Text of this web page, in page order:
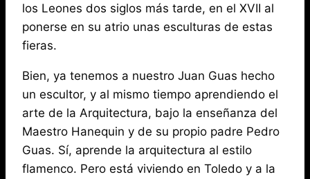
los Leones dos siglos más tarde, en el XVII al
ponerse en su atrio unas esculturas de estas
fieras.
Bien, ya tenemos a nuestro Juan Guas hecho
un escultor, y al mismo tiempo aprendiendo el
arte de la Arquitectura, bajo la enseñanza del
Maestro Hanequin y de su propio padre Pedro
Guas. Sí, aprende la arquitectura al estilo
flamenco. Pero está viviendo en Toledo y a la